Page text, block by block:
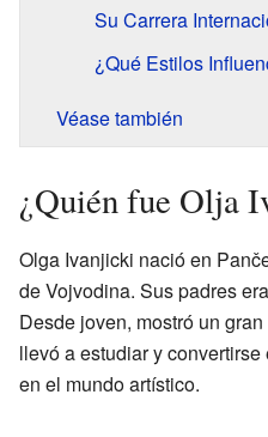
Su Carrera
¿Qué Estilos
Véase también
¿Quién fue Olja
Olga Ivanjicki nació en
de Vojvodina. Sus padres
Desde joven, mostró un
llevó a estudiar y
en el mundo artístico.